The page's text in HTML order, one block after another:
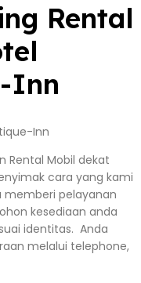
Rental
Inn
Rental Mobil dekat
cara yang kami
memberi pelayanan
kesediaan anda
identitas. Anda
melalui telephone,